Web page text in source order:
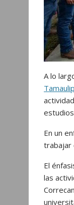
A lo
En un
trabajar
El
las